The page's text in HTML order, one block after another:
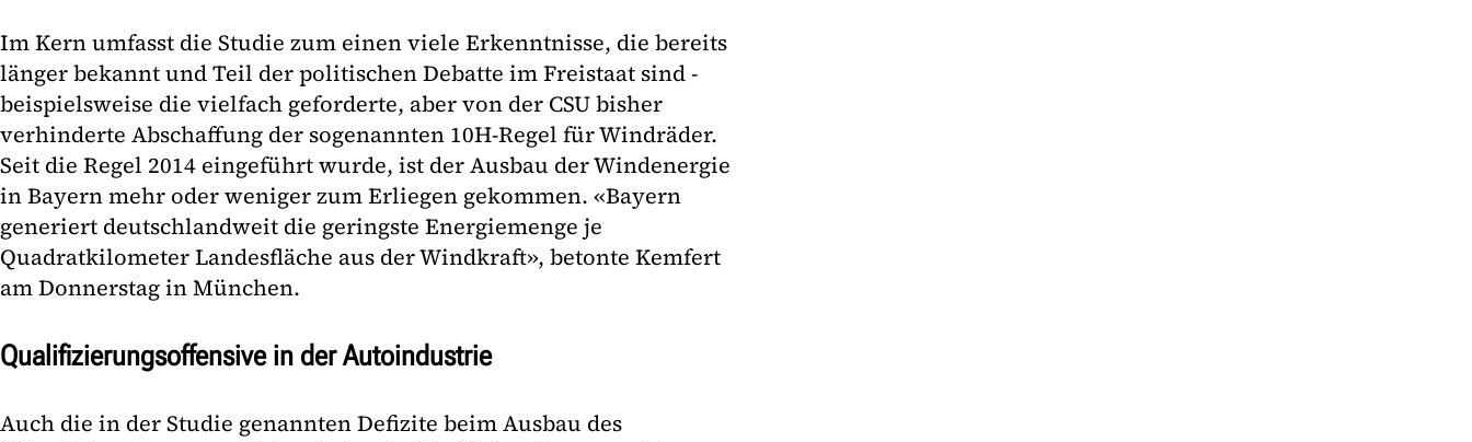
Im Kern umfasst die Studie zum einen viele Erkenntnisse, die bereits
länger bekannt und Teil der politischen Debatte im Freistaat sind -
beispielsweise die vielfach geforderte, aber von der CSU bisher
verhinderte Abschaffung der sogenannten 10H-Regel für Windräder.
Seit die Regel 2014 eingeführt wurde, ist der Ausbau der Windenergie
in Bayern mehr oder weniger zum Erliegen gekommen. «Bayern
generiert deutschlandweit die geringste Energiemenge je
Quadratkilometer Landesfläche aus der Windkraft», betonte Kemfert
am Donnerstag in München.
Qualifizierungsoffensive in der Autoindustrie
Auch die in der Studie genannten Defizite beim Ausbau des